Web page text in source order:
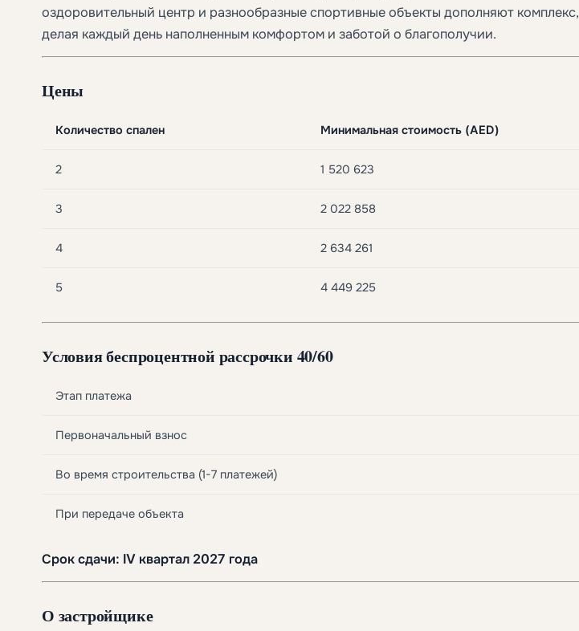
оздоровительный центр и разнообразные спортивные объекты дополняют комплекс,
делая каждый день наполненным комфортом и заботой о благополучии.
Цены
Количество спален Минимальная стоимость (AED)
2 1 520 623
3 2 022 858
4 2 634 261
5 4 449 225
Условия беспроцентной рассрочки 40/60
Этап платежа
Первоначальный взнос
Во время строительства (1-7 платежей)
При передаче объекта
Срок сдачи: IV квартал 2027 года
О застройщике